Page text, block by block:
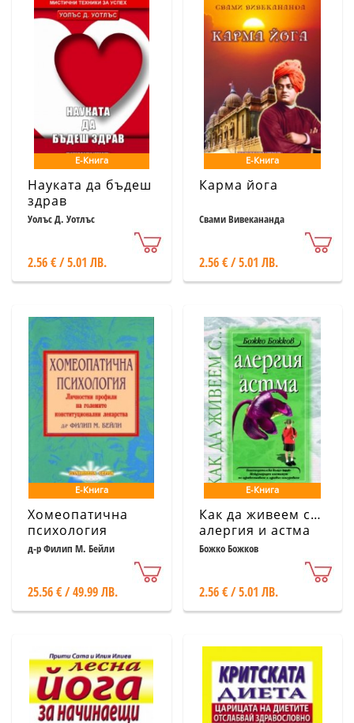
Е-Книга
Науката да бъдеш
здрав
Уолъс Д. Уотлъс
2.56 € / 5.01 ЛВ.
Е-Книга
Карма йога
Свами Вивекананда
2.56 € / 5.01 ЛВ.
Е-Книга
Хомеопатична
психология
д-р Филип М. Бейли
25.56 € / 49.99 ЛВ.
Е-Книга
Как да живеем с…
алергия и астма
Божко Божков
2.56 € / 5.01 ЛВ.